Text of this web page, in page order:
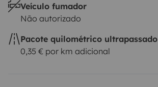
Veículo fumador
Não autorizado
Pacote quilométrico ultrapassado
0,35 € por km adicional